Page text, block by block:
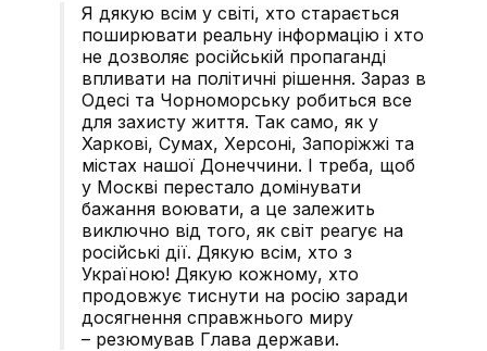
Я дякую всім у світі, хто старається
поширювати реальну інформацію і хто
не дозволяє російській пропаганді
впливати на політичні рішення. Зараз в
Одесі та Чорноморську робиться все
для захисту життя. Так само, як у
Харкові, Сумах, Херсоні, Запоріжжі та
містах нашої Донеччини. І треба, щоб
у Москві перестало домінувати
бажання воювати, а це залежить
виключно від того, як світ реагує на
російські дії. Дякую всім, хто з
Україною! Дякую кожному, хто
продовжує тиснути на росію заради
досягнення справжнього миру
– резюмував Глава держави.